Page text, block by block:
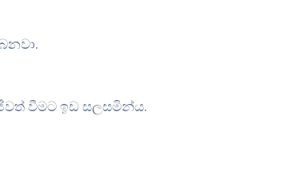
වීමට ඉඩ සලසමින්ය.